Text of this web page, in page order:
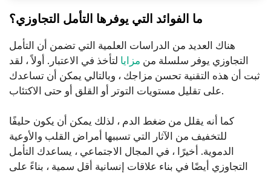
ما الفوائد التي يوفرها التأمل التجاوزي؟
هناك العديد من الدراسات العلمية التي تضمن أن التأمل
التجاوزي يوفر سلسلة من مزايا لتأخذ في الاعتبار. أولاً ، لقد
ثبت أن هذه التقنية تحسن مزاجك ، وبالتالي يمكن أن تساعدك
على تقليل مستويات التوتر أو القلق أو حتى الاكتئاب.
كما أنه يقلل من ضغط الدم ، لذلك يمكن أن يكون حليفًا
للتخفيف من الآثار التي تسببها أمراض القلب والأوعية
الدموية. أخيرًا ، في المجال الاجتماعي ، يساعدك التأمل
التجاوزي أيضًا في بناء علاقات إنسانية أقل سمية ، بناءً على